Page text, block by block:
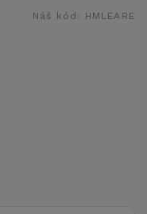
Náš kód: HMLEARE